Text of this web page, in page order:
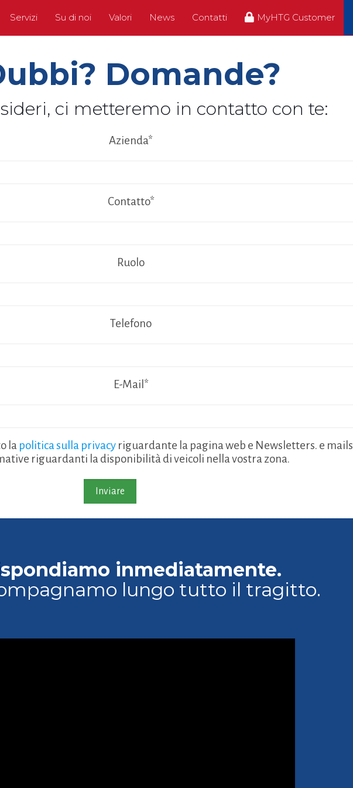
Servizi Su di noi Valori News Contatti MyHTG Customer
Domande?
ci metteremo in contatto con te:
Azienda*
Contatto*
Ruolo
Telefono
E-Mail*
la politica sulla privacyriguardante la pagina web e Newsletters. e mails
riguardanti la disponibilità di veicoli nella vostra zona.
inmediatamente.
lungo tutto il tragitto.